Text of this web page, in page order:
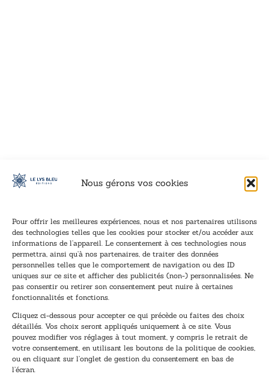
Nous gérons vos cookies
Pour offrir les meilleures expériences, nous et nos partenaires utilisons
des technologies telles que les cookies pour stocker et/ou accéder aux
informations de l’appareil. Le consentement à ces technologies nous
permettra, ainsi qu’à nos partenaires, de traiter des données
personnelles telles que le comportement de navigation ou des ID
uniques sur ce site et afficher des publicités (non-) personnalisées. Ne
pas consentir ou retirer son consentement peut nuire à certaines
fonctionnalités et fonctions.
Cliquez ci-dessous pour accepter ce qui précède ou faites des choix
détaillés. Vos choix seront appliqués uniquement à ce site. Vous
pouvez modifier vos réglages à tout moment, y compris le retrait de
votre consentement, en utilisant les boutons de la politique de cookies,
ou en cliquant sur l’onglet de gestion du consentement en bas de
l’écran.
Inscription à la newsletter
Inscrivez-vous à notre newsletter et recevez nos
dernières nouvelles.
m
a
i
l
E
E
m
a
i
l
*
TENEZ-MOI AU COURANT !